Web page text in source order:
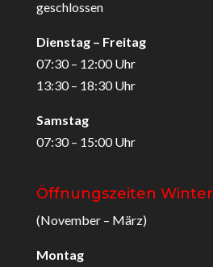
geschlossen
Dienstag – Freitag
07:30 – 12:00 Uhr
13:30 – 18:30 Uhr
Samstag
07:30 – 15:00 Uhr
Öffnungszeiten Winter
(November – März)
Montag